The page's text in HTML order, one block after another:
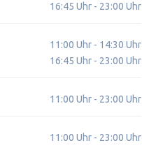
16:45 Uhr - 23:00 Uhr
11:00 Uhr - 14:30 Uhr
16:45 Uhr - 23:00 Uhr
11:00 Uhr - 23:00 Uhr
11:00 Uhr - 23:00 Uhr